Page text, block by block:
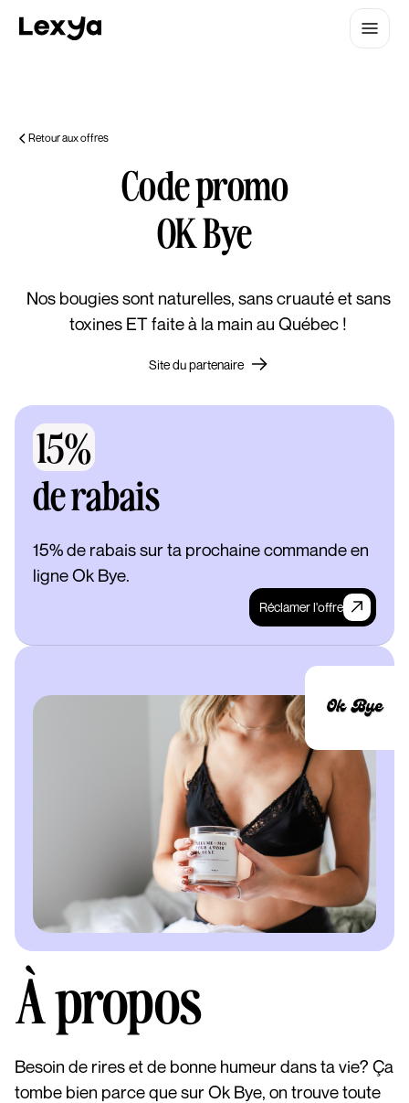
Retour aux offres
Code promo
OK Bye
Nos bougies sont naturelles, sans cruauté et sans
toxines ET faite à la main au Québec !
Site du partenaire
15%
de rabais
15% de rabais sur ta prochaine commande en
ligne Ok Bye.
Réclamer l'offre
À propos
Besoin de rires et de bonne humeur dans ta vie? Ça
tombe bien parce que sur Ok Bye, on trouve toute